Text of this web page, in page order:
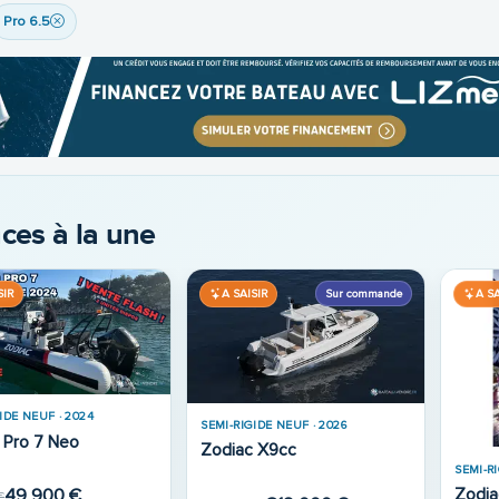
Pro 6.5
à la une
A SAISIR A
SEMI-